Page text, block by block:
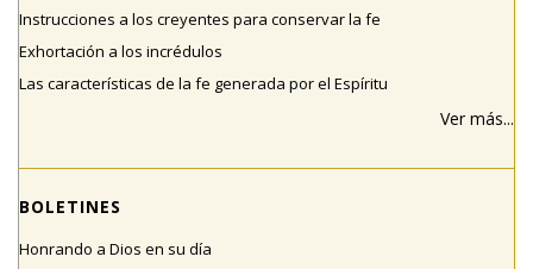
Instrucciones a los creyentes para conservar la fe
Exhortación a los incrédulos
Las características de la fe generada por el Espíritu
Ver más...
BOLETINES
Honrando a Dios en su día